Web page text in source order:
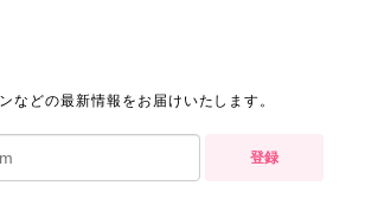
などの最新情報をお届けいたします。
登録